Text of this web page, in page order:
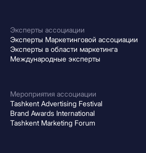
Эксперты ассоциации
Эксперты Маркетинговой ассоциации
Эксперты в области маркетинга
Международные эксперты
Мероприятия ассоциации
Tashkent Advertising Festival
Brand Awards International
Tashkent Marketing Forum